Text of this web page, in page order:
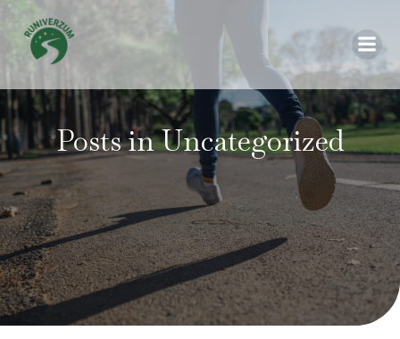
Posts in Uncategorized